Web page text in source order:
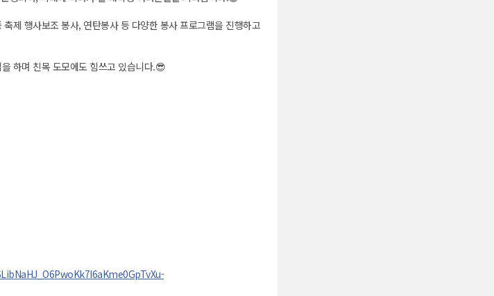
제 행사보조 봉사, 연탄봉사 등 다양한 봉사 프로그램을 진행하고
하며 친목 도모에도 힘쓰고 있습니다.😎